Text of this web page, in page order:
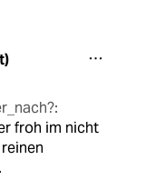
froh im nicht